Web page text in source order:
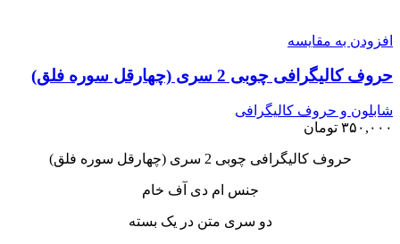
افزودن به مقایسه
حروف کالیگرافی چوبی 2 سری (چهارقل سوره فلق)
شابلون و حروف کالیگرافی
۳۵۰,۰۰۰ تومان
حروف کالیگرافی چوبی 2 سری (چهارقل سوره فلق)
جنس ام دی آف خام
دو سری متن در یک بسته